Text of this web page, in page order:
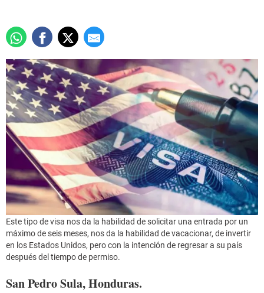
Este tipo de visa nos da la habilidad de solicitar una entrada por un
máximo de seis meses, nos da la habilidad de vacacionar, de invertir
en los Estados Unidos, pero con la intención de regresar a su país
después del tiempo de permiso.
San Pedro Sula, Honduras.